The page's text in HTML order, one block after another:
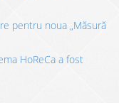
pentru noua „Măsură
HoReCa a fost